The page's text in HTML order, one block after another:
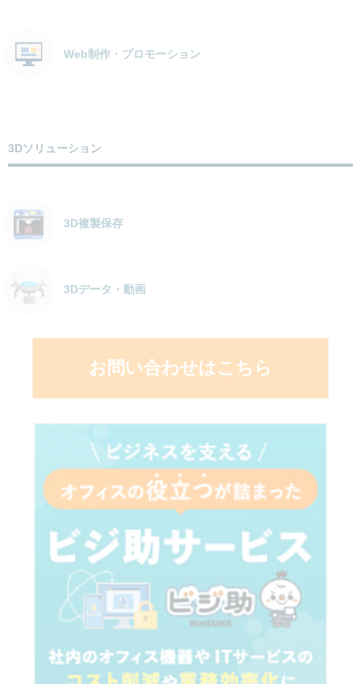
Web制作・プロモーション
3Dソリューション
3D複製保存
3Dデータ・動画
お問い合わせはこちら